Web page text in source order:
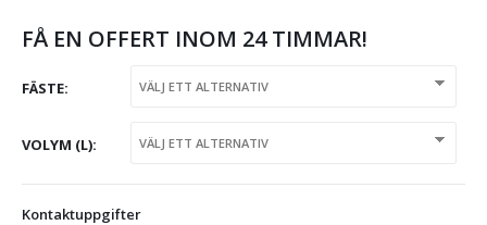
FÅ EN OFFERT INOM 24 TIMMAR!
FÄSTE
VOLYM (L)
Kontaktuppgifter